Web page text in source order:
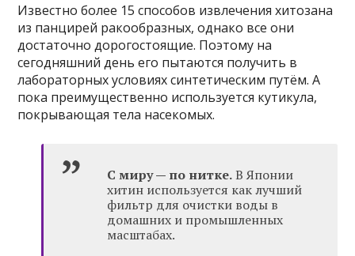
Известно более 15 способов извлечения хитозана
из панцирей ракообразных, однако все они
достаточно дорогостоящие. Поэтому на
сегодняшний день его пытаются получить в
лабораторных условиях синтетическим путём. А
пока преимущественно используется кутикула,
покрывающая тела насекомых.
С миру — по нитке.В Японии
хитин используется как лучший
фильтр для очистки воды в
домашних и промышленных
масштабах.